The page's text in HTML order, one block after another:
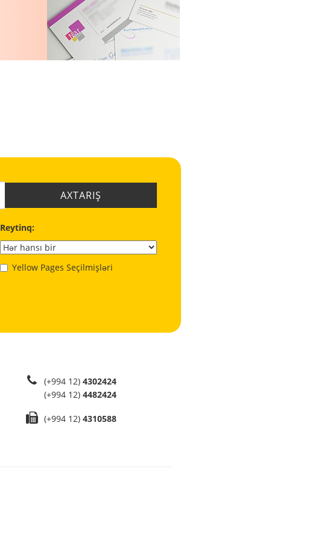
AXTARIŞ
Reytinq:
Yellow Pages Seçilmişləri
(+994 12) 4302424
(+994 12) 4482424
(+994 12) 4310588